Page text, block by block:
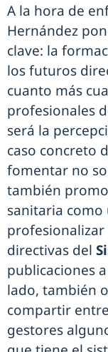
A la hora de
Hernández
clave: la
los futuros
cuanto más
profesionales
será la
caso concreto
fomentar no
también
sanitaria
directivas del
publicaciones
lado, también
compartir
gestores